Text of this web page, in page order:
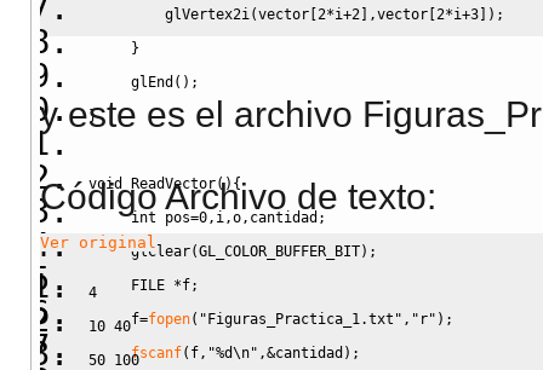
glVertex2i (vector [2*i+2] ,vector [2*i+3] ) ;
}
glEnd ( ) ;
}
void ReadVector() {
int pos=0 , i ,o , cantidad ;
glClear(GL_COLOR_BUFFER_BIT) ;
FILE *f;
f=fopen( "Figuras_Practica_1.txt" , "r" ) ;
fscanf( f , "%d\n" ,&cantidad ) ;
y este es el archivo
Código Archivo de texto:
Ver original